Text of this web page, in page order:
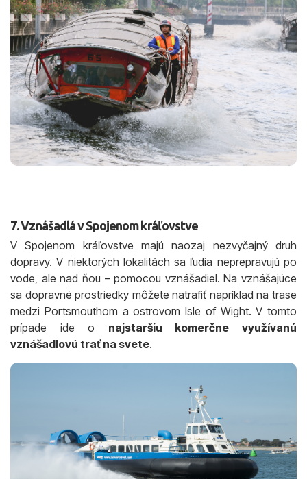
7. Vznášadlá v Spojenom kráľovstve
V Spojenom kráľovstve majú naozaj nezvyčajný druh
dopravy. V niektorých lokalitách sa ľudia neprepravujú po
vode, ale nad ňou – pomocou vznášadiel. Na vznášajúce
sa dopravné prostriedky môžete natrafiť napríklad na trase
medzi Portsmouthom a ostrovom Isle of Wight. V tomto
prípade ide o najstaršiu komerčne využívanú
vznášadlovú trať na svete.